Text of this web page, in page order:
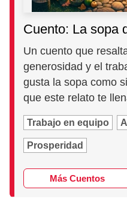
Cuento: La sopa
Un cuento que
generosidad y el
gusta la sopa como
que este relato te
Trabajo en equipo
Prosperidad
Más Cuentos